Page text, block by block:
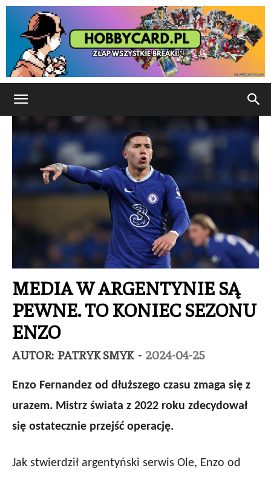
MEDIA W ARGENTYNIE SĄ
PEWNE. TO KONIEC SEZONU
ENZO
AUTOR: PATRYK SMYK - 2024-04-25
Enzo Fernandez od dłuższego czasu zmaga się z
urazem. Mistrz świata z 2022 roku zdecydował
się ostatecznie przejść operację.
Jak stwierdził argentyński serwis Ole, Enzo od